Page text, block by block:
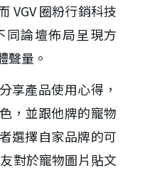
VGV 圈粉行銷科技
同論壇佈局呈現方
聲量。
享產品使用心得，
，並跟他牌的寵物
選擇自家品牌的可
對於寵物圖片貼文